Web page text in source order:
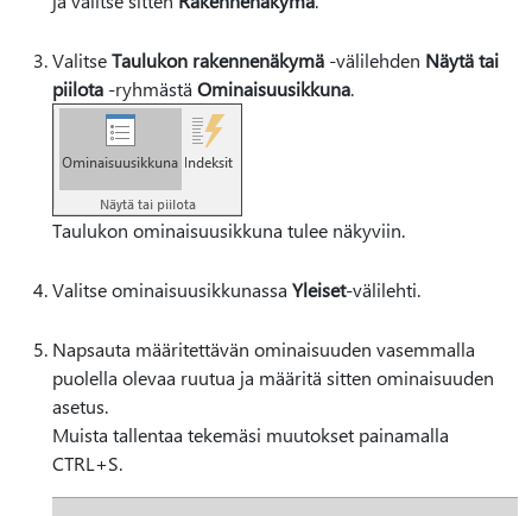
ValitseTaulukon rakennenäkymä -välilehden Näytä tai
piilota -ryhmästä Ominaisuusikkuna.
Taulukon ominaisuusikkuna tulee näkyviin.
Valitse ominaisuusikkunassa Yleiset-välilehti.
Napsauta määritettävän ominaisuuden vasemmalla
puolella olevaa ruutua ja määritä sitten ominaisuuden
asetus.
Muista tallentaa tekemäsi muutokset painamalla
CTRL+S.